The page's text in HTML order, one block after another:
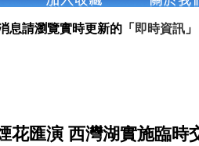
息請瀏覽實時更新的「 即時資訊 」
花匯演 西灣湖實施臨時